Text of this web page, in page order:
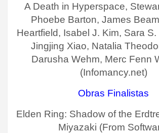
A Death in Hyperspace,
Phoebe Barton, James
Heartfield, Isabel J. Kim, Sara
Jingjing Xiao, Natalia
Darusha Wehm, Merc Fenn
(Infomancy.net)
Obras Finalistas
Elden Ring: Shadow of the
Miyazaki (From